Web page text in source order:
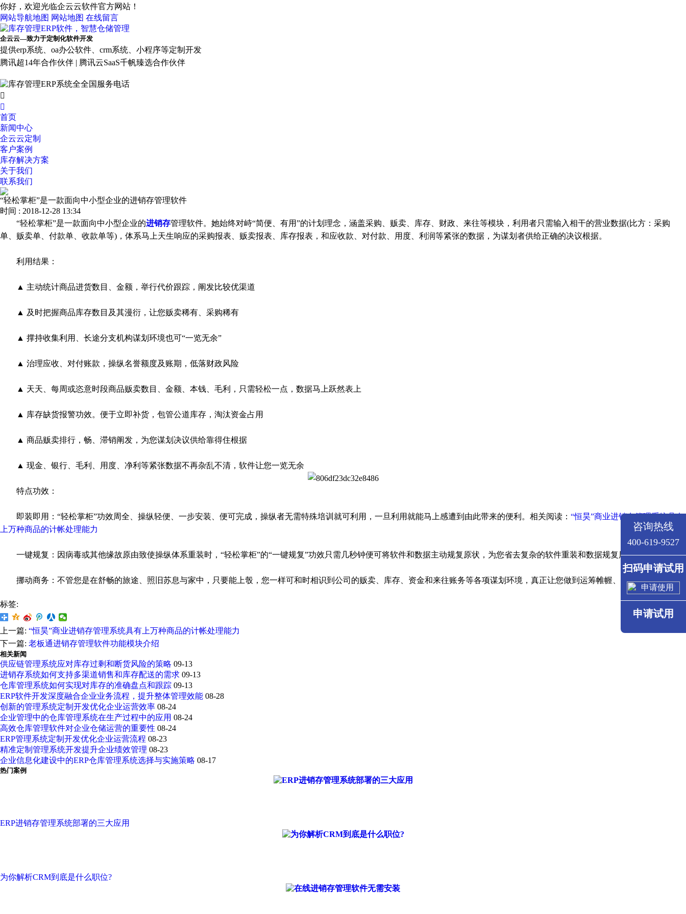
你好，欢迎光临企云云软件官方网站！
网站导航地图 网站地图 在线留言
企云云—致力于定制化软件开发
提供erp系统、oa办公软件、crm系统、小程序等定制开发
腾讯超14年合作伙伴 | 腾讯云SaaS千帆臻选合作伙伴


首页
新闻中心
企云云定制
客户案例
库存解决方案
关于我们
联系我们
“轻松掌柜”是一款面向中小型企业的进销存管理软件
时间 : 2018-12-28 13:34
“轻松掌柜”是一款面向中小型企业的进销存管理软件。她始终对峙“简便、有用”的计划理念，涵盖采购、贩卖、库存、财政、来往等模块，利用者只需输入相干的营业数据(比方：采购
单、贩卖单、付款单、收款单等)，体系马上天生响应的采购报表、贩卖报表、库存报表，和应收款、对付款、用度、利润等紧张的数据，为谋划者供给正确的决议根据。
利用结果：
▲ 主动统计商品进货数目、金额，举行代价跟踪，阐发比较优渠道
▲ 及时把握商品库存数目及其漫衍，让您贩卖稀有、采购稀有
▲ 撑持收集利用、长途分支机构谋划环境也可“一览无余”
▲ 治理应收、对付账款，操纵名誉额度及账期，低落财政风险
▲ 天天、每周或恣意时段商品贩卖数目、金额、本钱、毛利，只需轻松一点，数据马上跃然表上
▲ 库存缺货报警功效。便于立即补货，包管公道库存，淘汰资金占用
▲ 商品贩卖排行，畅、滞销阐发，为您谋划决议供给靠得住根据
▲ 现金、银行、毛利、用度、净利等紧张数据不再杂乱不清，软件让您一览无余
特点功效：
即装即用：“轻松掌柜”功效周全、操纵轻便、一步安装、便可完成，操纵者无需特殊培训就可利用，一旦利用就能马上感遭到由此带来的便利。相关阅读： “恒昊”商业进销存管理系统具有
上万种商品的计帐处理能力
一键规复：因病毒或其他缘故原由致使操纵体系重装时，“轻松掌柜”的“一键规复”功效只需几秒钟便可将软件和数据主动规复原状，为您省去复杂的软件重装和数据规复历程。
挪动商务：不管您是在舒畅的旅途、照旧苏息与家中，只要能上彀，您一样可和时相识到公司的贩卖、库存、资金和来往账务等各项谋划环境，真正让您做到运筹帷幄、把控全局。
标签:
上一篇: “恒昊”商业进销存管理系统具有上万种商品的计帐处理能力
下一篇: 老板通进销存管理软件功能模块介绍
相关新闻
供应链管理系统应对库存过剩和断货风险的策略 09-13
进销存系统如何支持多渠道销售和库存配送的需求 09-13
仓库管理系统如何实现对库存的准确盘点和跟踪 09-13
ERP软件开发深度融合企业业务流程，提升整体管理效能 08-28
创新的管理系统定制开发优化企业运营效率 08-24
企业管理中的仓库管理系统在生产过程中的应用 08-24
高效仓库管理软件对企业仓储运营的重要性 08-24
ERP管理系统定制开发优化企业运营流程 08-23
精准定制管理系统开发提升企业绩效管理 08-23
企业信息化建设中的ERP仓库管理系统选择与实施策略 08-17
热门案例
ERP进销存管理系统部署的三大应用
为你解析CRM到底是什么职位?
咨询热线
400-619-9527
扫码申请试用
申请试用